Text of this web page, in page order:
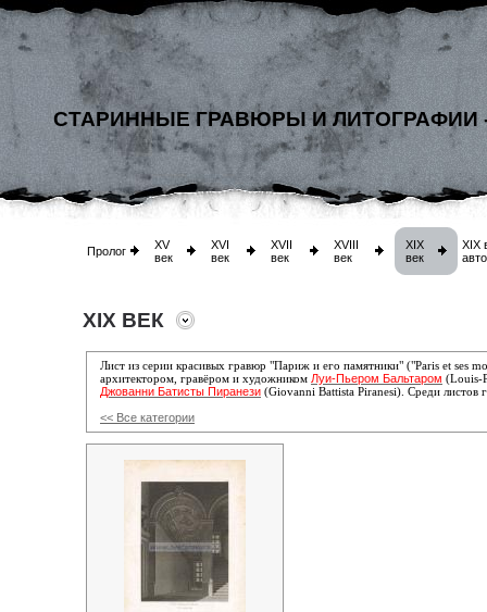
СТАРИННЫЕ ГРАВЮРЫ И ЛИТОГРАФИИ
Пролог
XV
век
XVI
век
XVII
век
XVIII
век
XIX
век
XIX
XIX ВЕК
Лист из серии красивых гравюр "Париж и его памятники" ("Paris et ses
архитектором, гравёром и художником Луи-Пьером Бальтаром (Louis-
Джованни Батисты Пиранези (Giovanni Battista Piranesi). Среди листов
<< Все категории